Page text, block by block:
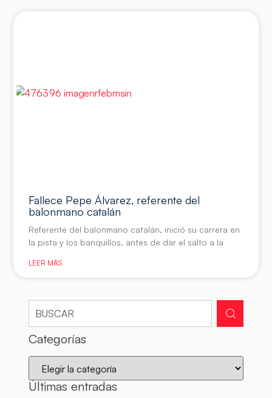
Fallece Pepe Álvarez, referente del
balonmano catalán
Referente del balonmano catalán, inició su carrera en
la pista y los banquillos, antes de dar el salto a la
LEER MÁS
Categorías
Últimas entradas